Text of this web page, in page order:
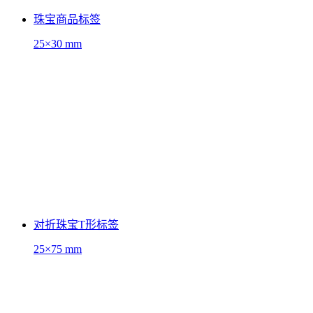
珠宝商品标签
25×30 mm
对折珠宝T形标签
25×75 mm